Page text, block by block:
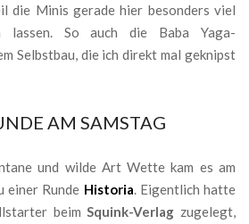
die Minis gerade hier besonders viel
lassen. So auch die Baba Yaga-
Selbstbau, die ich direkt mal geknipst
AM SAMSTAG
und wilde Art Wette kam es am
einer Runde Historia . Eigentlich hatte
beim Squink-Verlag zugelegt,